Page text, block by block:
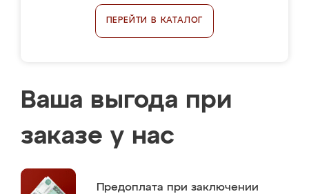
ПЕРЕЙТИ В КАТАЛОГ
Ваша выгода при
заказе у нас
Предоплата при заключении